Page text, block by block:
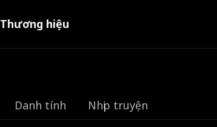
Thương hiệu
Danh tính Nhịp truyện